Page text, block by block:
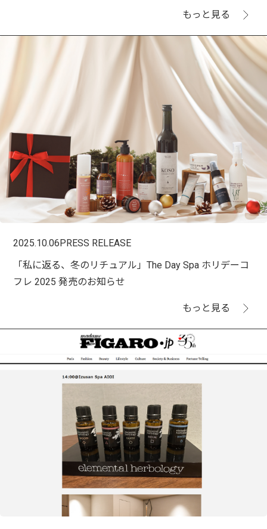
もっと見る
2025.10.06PRESS RELEASE
「私に返る、冬のリチュアル」The Day Spa ホリデーコ
フレ 2025 発売のお知らせ
もっと見る